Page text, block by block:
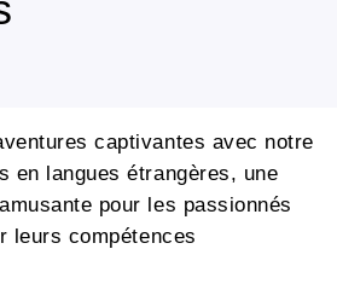
captivantes avec notre
en langues étrangères, une
pour les passionnés
leurs compétences